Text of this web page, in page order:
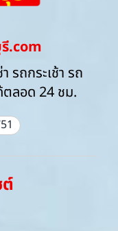
รี.com
รถกระเช้า รถ
ตลอด 24 ชม.